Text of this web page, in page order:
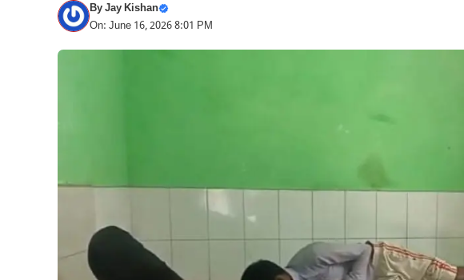
ByJay Kishan
On: June 16, 2026 8:01 PM